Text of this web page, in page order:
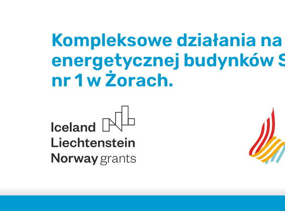
Kompleksowe działania
energetycznej budynków
nr 1 w Żorach.